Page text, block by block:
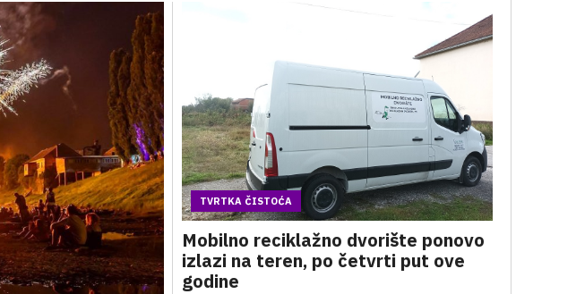
TVRTKA ČISTOĆA
Mobilno reciklažno dvorište ponovo
izlazi na teren, po četvrti put ove
godine